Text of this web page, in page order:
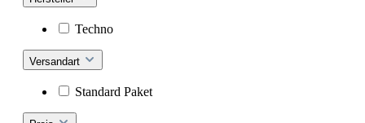
Techno
Versandart
Standard Paket